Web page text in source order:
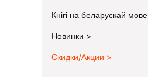
Кнігі на беларускай мове
Новинки
Скидки/Акции